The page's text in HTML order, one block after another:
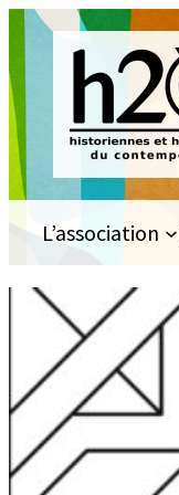
Aller
au
contenu
L’association